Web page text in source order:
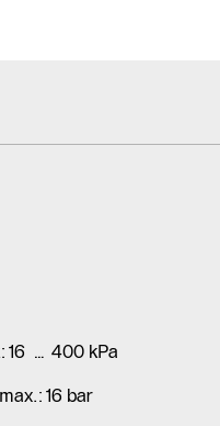
16 … 400 kPa
16 bar